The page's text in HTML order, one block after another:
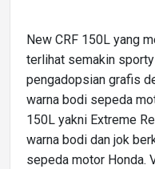
New CRF 150L yang
terlihat semakin
pengadopsian grafis
warna bodi sepeda
150L yakni Extreme
warna bodi dan jok
sepeda motor Honda.